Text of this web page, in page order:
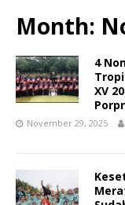
Month:
4
XV
November 29, 2025